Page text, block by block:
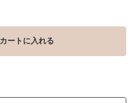
カートに入れる